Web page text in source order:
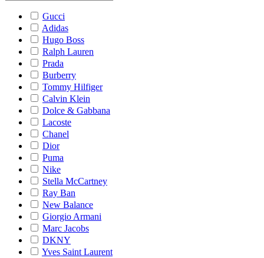
Gucci
Adidas
Hugo Boss
Ralph Lauren
Prada
Burberry
Tommy Hilfiger
Calvin Klein
Dolce & Gabbana
Lacoste
Chanel
Dior
Puma
Nike
Stella McCartney
Ray Ban
New Balance
Giorgio Armani
Marc Jacobs
DKNY
Yves Saint Laurent